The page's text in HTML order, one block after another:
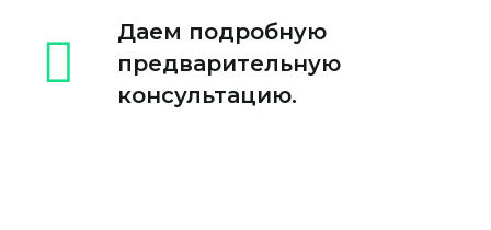
Даем подробную
предварительную
консультацию.